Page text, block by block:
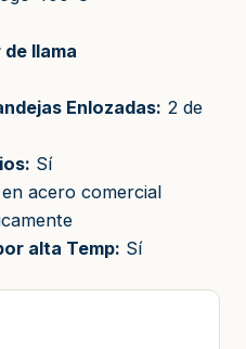
llama
Enlozadas: 2 de
Sí
acero comercial
alta Temp: Sí